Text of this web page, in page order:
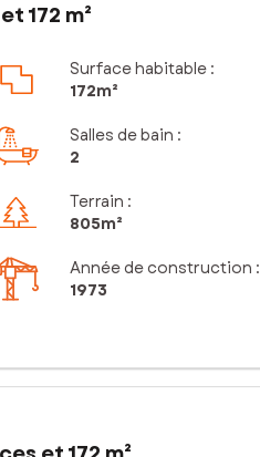
172 m²
Surface habitable :
172m²
Salles de bain :
2
Terrain :
805m²
Année de construction :
1973